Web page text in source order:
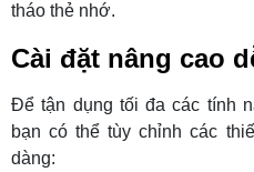
tháo thẻ nhớ.
Cài đặt nâng cao
Để tận dụng tối đa các tính
bạn có thể tùy chỉnh các
dàng: